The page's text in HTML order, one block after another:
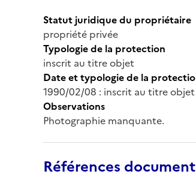
Statut juridique du propriétaire
propriété privée
Typologie de la protection
inscrit au titre objet
Date et typologie de la
1990/02/08 : inscrit au titre objet
Observations
Photographie manquante.
Références